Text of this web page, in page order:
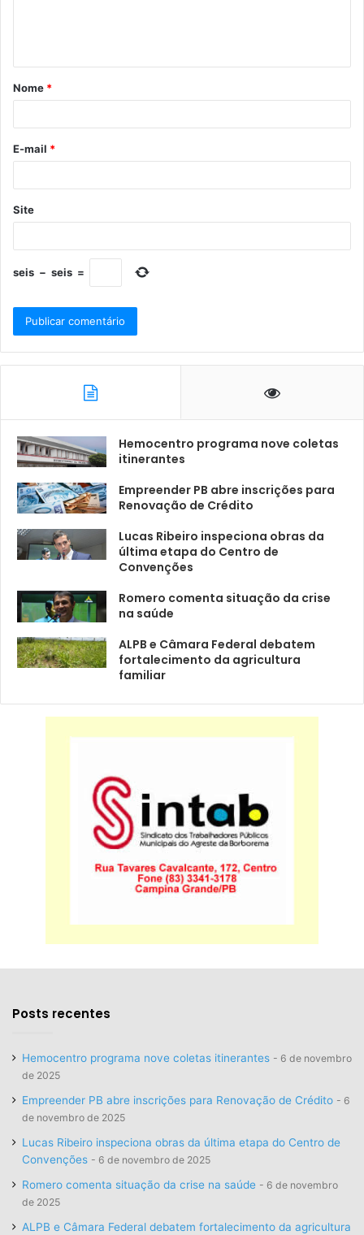
Nome *
E-mail *
Site
seis − seis =
Hemocentro programa nove coletas
itinerantes
Empreender PB abre inscrições para
Renovação de Crédito
Lucas Ribeiro inspeciona obras da
última etapa do Centro de
Convenções
Romero comenta situação da crise
na saúde
ALPB e Câmara Federal debatem
fortalecimento da agricultura
familiar
Posts recentes
Hemocentro programa nove coletas itinerantes
6 de novembro
de 2025
Empreender PB abre inscrições para Renovação de Crédito
6
de novembro de 2025
Lucas Ribeiro inspeciona obras da última etapa do Centro de
Convenções
6 de novembro de 2025
Romero comenta situação da crise na saúde
6 de novembro
de 2025
ALPB e Câmara Federal debatem fortalecimento da agricultura